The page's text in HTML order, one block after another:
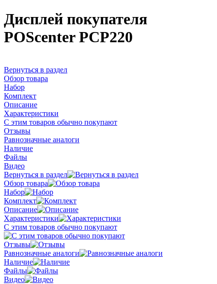
Дисплей покупателя
POScenter PCP220
Вернуться в раздел
Обзор товара
Набор
Комплект
Описание
Характеристики
С этим товаров обычно покупают
Отзывы
Равнозначные аналоги
Наличие
Файлы
Видео
Вернуться в раздел
Обзор товара
Набор
Комплект
Описание
Характеристики
С этим товаров обычно покупают
Отзывы
Равнозначные аналоги
Наличие
Файлы
Видео